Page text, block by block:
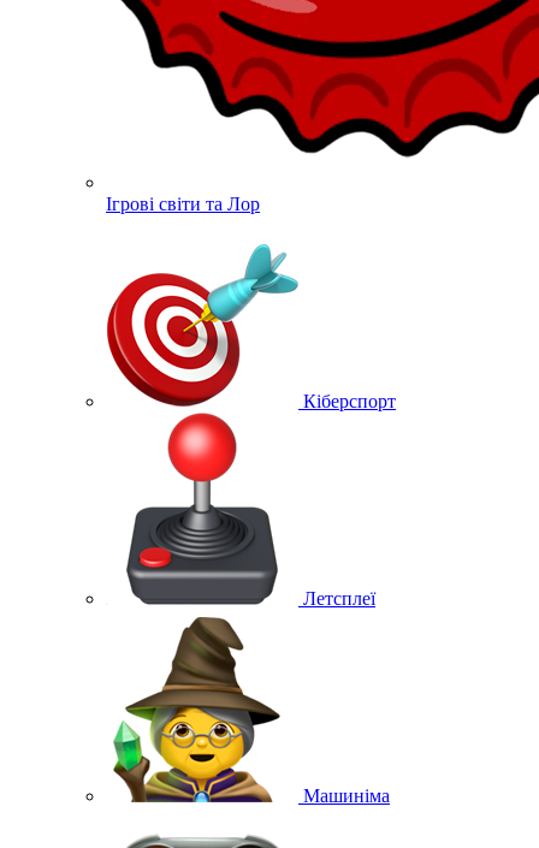
Ігрові світи та Лор
Кіберспорт
Летсплеї
Машиніма